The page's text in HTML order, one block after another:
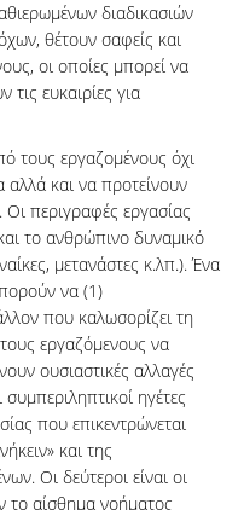
διαδικασιών
θέτουν σαφείς και
οι οποίες μπορεί να
ευκαιρίες για
τους εργαζομένους όχι
αλλά και να προτείνουν
Οι περιγραφές εργασίας
το ανθρώπινο δυναμικό
μετανάστες κ.λπ.). Ένα
να (1)
που καλωσορίζει τη
εργαζόμενους να
ουσιαστικές αλλαγές
ηγέτες
που επικεντρώνεται
και της
Οι δεύτεροι είναι οι
το αίσθημα νοήματος